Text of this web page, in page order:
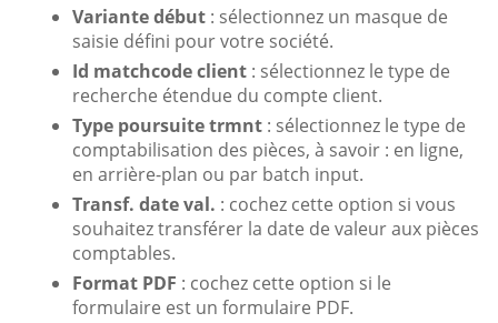
Variante début : sélectionnez un masque de
saisie défini pour votre société.
Id matchcode client : sélectionnez le type de
recherche étendue du compte client.
Type poursuite trmnt : sélectionnez le type de
comptabilisation des pièces, à savoir : en ligne,
en arrière-plan ou par batch input.
Transf. date val. : cochez cette option si vous
souhaitez transférer la date de valeur aux pièces
comptables.
Format PDF : cochez cette option si le
formulaire est un formulaire PDF.